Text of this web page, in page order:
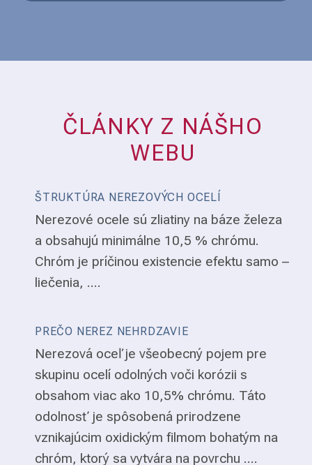
ČLÁNKY Z NÁŠHO
WEBU
ŠTRUKTÚRA NEREZOVÝCH OCELÍ
Nerezové ocele sú zliatiny na báze železa
a obsahujú minimálne 10,5 % chrómu.
Chróm je príčinou existencie efektu samo –
liečenia, ....
PREČO NEREZ NEHRDZAVIE
Nerezová oceľ je všeobecný pojem pre
skupinu ocelí odolných voči korózii s
obsahom viac ako 10,5% chrómu. Táto
odolnosť je spôsobená prirodzene
vznikajúcim oxidickým filmom bohatým na
chróm, ktorý sa vytvára na povrchu ....